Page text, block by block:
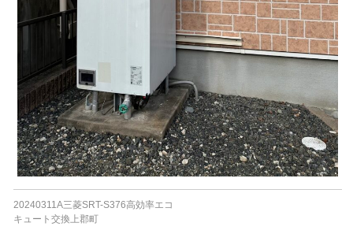
20240311A三菱SRT-S376高効率エコ
キュート交換上郡町